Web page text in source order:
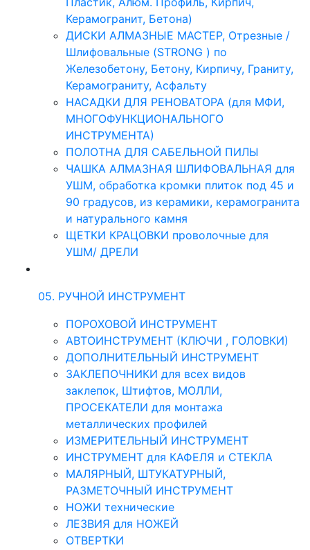
Керамогранит, Бетона)
ДИСКИ АЛМАЗНЫЕ МАСТЕР, Отрезные /
Шлифовальные (STRONG ) по
Железобетону, Бетону, Кирпичу, Граниту,
Керамограниту, Асфальту
НАСАДКИ ДЛЯ РЕНОВАТОРА (для МФИ,
МНОГОФУНКЦИОНАЛЬНОГО
ИНСТРУМЕНТА)
ПОЛОТНА ДЛЯ САБЕЛЬНОЙ ПИЛЫ
ЧАШКА АЛМАЗНАЯ ШЛИФОВАЛЬНАЯ для
УШМ, обработка кромки плиток под 45 и
90 градусов, из керамики, керамогранита
и натурального камня
ЩЕТКИ КРАЦОВКИ проволочные для
УШМ/ ДРЕЛИ
05. РУЧНОЙ ИНСТРУМЕНТ
ПОРОХОВОЙ ИНСТРУМЕНТ
АВТОИНСТРУМЕНТ (КЛЮЧИ , ГОЛОВКИ)
ДОПОЛНИТЕЛЬНЫЙ ИНСТРУМЕНТ
ЗАКЛЕПОЧНИКИ для всех видов
заклепок, Штифтов, МОЛЛИ,
ПРОСЕКАТЕЛИ для монтажа
металлических профилей
ИЗМЕРИТЕЛЬНЫЙ ИНСТРУМЕНТ
ИНСТРУМЕНТ для КАФЕЛЯ и СТЕКЛА
МАЛЯРНЫЙ, ШТУКАТУРНЫЙ,
РАЗМЕТОЧНЫЙ ИНСТРУМЕНТ
НОЖИ технические
ЛЕЗВИЯ для НОЖЕЙ
ОТВЕРТКИ